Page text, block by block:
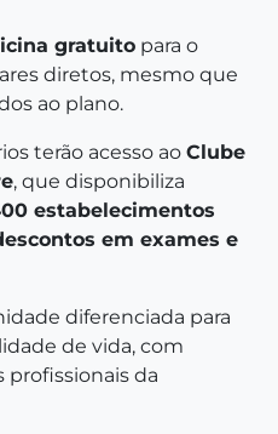
gratuito para o
diretos, mesmo que
ao plano.
terão acesso ao Clube
, que disponibiliza
estabelecimentos
em exames e
diferenciada para
de vida, com
profissionais da